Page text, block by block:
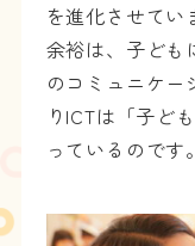
を進化させてい
余裕は、子ども
のコミュニケー
りICTは「子ど
っているのです。